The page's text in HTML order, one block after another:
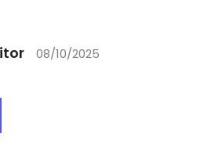
08/10/2025